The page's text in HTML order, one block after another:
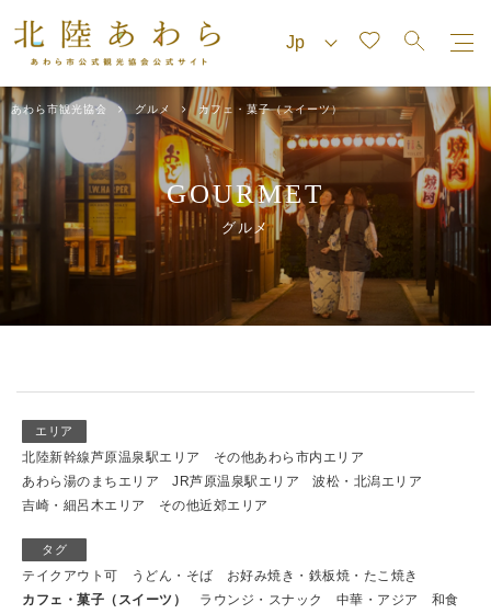
あわら市観光協会 グルメ カフェ・菓子（スイーツ）
GOURMET
グルメ
エリア
北陸新幹線芦原温泉駅エリア
その他あわら市内エリア
あわら湯のまちエリア
JR芦原温泉駅エリア
波松・北潟エリア
吉崎・細呂木エリア
その他近郊エリア
タグ
テイクアウト可 うどん・そば
お好み焼き・鉄板焼・たこ焼き
カフェ・菓子（スイーツ）
ラウンジ・スナック 中華・アジア
和食